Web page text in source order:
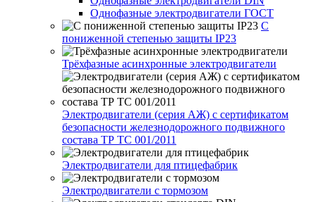
Однофазные электродвигатели ГОСТ
С
пониженной степенью защиты IP23
Трёхфазные асинхронные электродвигатели
Электродвигатели (серия АЖ) с сертификатом
безопасности железнодорожного подвижного
состава ТР ТС 001/2011
Электродвигатели для птицефабрик
Электродвигатели с тормозом